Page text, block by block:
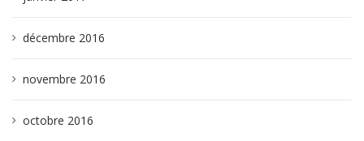
décembre 2016
novembre 2016
octobre 2016